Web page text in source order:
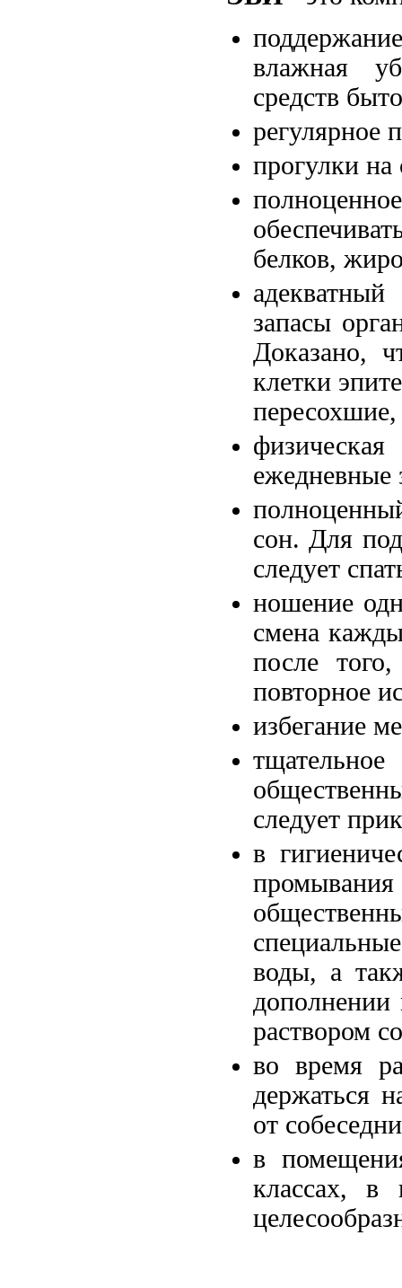
влажная
средств
регулярное
прогулки на
белков,
запасы
Доказано,
клетки
ежедневные
сон. Для
следует
ношение
смена
после
повторное
избегание
следует
в
воды, а
раствором
во время
держаться
от
в
классах, в